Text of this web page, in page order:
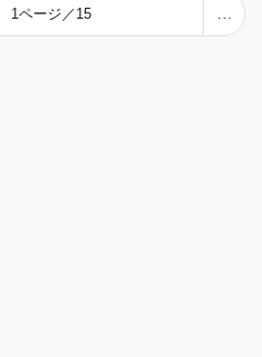
1ページ／15